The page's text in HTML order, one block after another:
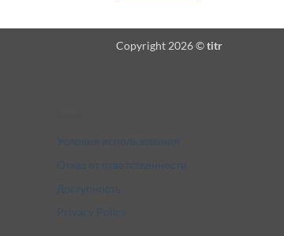
Copyright 2026 ©titr
Условия использования
Отказ от ответственности
Доступность
Privacy Policy